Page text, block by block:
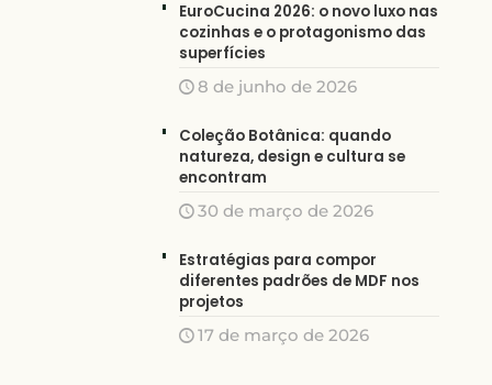
EuroCucina 2026: o novo luxo nas
cozinhas e o protagonismo das
superfícies
8 de junho de 2026
Coleção Botânica: quando
natureza, design e cultura se
encontram
30 de março de 2026
Estratégias para compor
diferentes padrões de MDF nos
projetos
17 de março de 2026